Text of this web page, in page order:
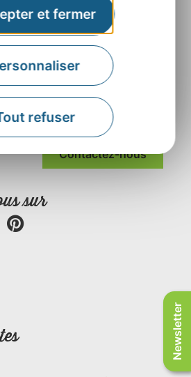
et fermer
refuser
de l’Attractivité et du
de l’Aveyron
– BP831 – 12008 Rodez
Contactez-nous
sur
Newsletter